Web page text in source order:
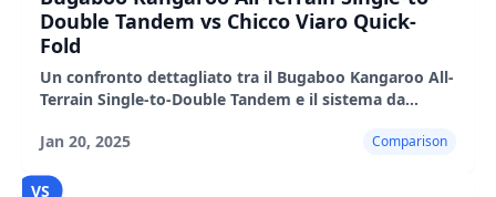
Double Tandem vs Chicco Viaro Quick-
Fold
Un confronto dettagliato tra il Bugaboo Kangaroo All-
Terrain Single-to-Double Tandem e il sistema da
caratteristiche
Jan 20, 2025 Comparison
VS